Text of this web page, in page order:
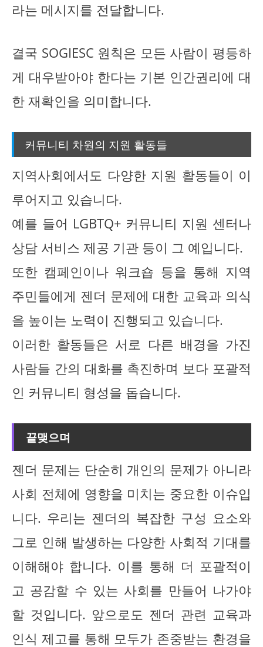
라는 메시지를 전달합니다.
결국 SOGIESC 원칙은 모든 사람이 평등하
게 대우받아야 한다는 기본 인간권리에 대
한 재확인을 의미합니다.
커뮤니티 차원의 지원 활동들
지역사회에서도 다양한 지원 활동들이 이
루어지고 있습니다.
예를 들어 LGBTQ+ 커뮤니티 지원 센터나
상담 서비스 제공 기관 등이 그 예입니다.
또한 캠페인이나 워크숍 등을 통해 지역
주민들에게 젠더 문제에 대한 교육과 의식
을 높이는 노력이 진행되고 있습니다.
이러한 활동들은 서로 다른 배경을 가진
사람들 간의 대화를 촉진하며 보다 포괄적
인 커뮤니티 형성을 돕습니다.
끝맺으며
젠더 문제는 단순히 개인의 문제가 아니라
사회 전체에 영향을 미치는 중요한 이슈입
니다. 우리는 젠더의 복잡한 구성 요소와
그로 인해 발생하는 다양한 사회적 기대를
이해해야 합니다. 이를 통해 더 포괄적이
고 공감할 수 있는 사회를 만들어 나가야
할 것입니다. 앞으로도 젠더 관련 교육과
인식 제고를 통해 모두가 존중받는 환경을